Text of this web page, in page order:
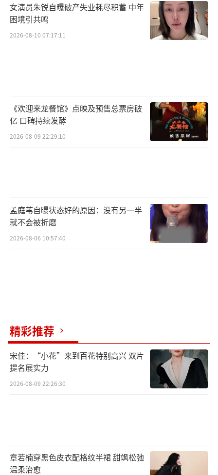
女演员朱锐自曝破产失业耗尽积蓄 中年
困境引共鸣
2026-08-10 07:17:11
《欢迎来龙餐馆》点映及预售总票房破
亿 口碑持续发酵
2026-08-09 22:29:10
孟庭苇自曝状态好的原因：没有另一半
就不会被折磨
2026-08-06 10:57:40
精彩推荐
宋佳：“小花”来到百花特别高兴 双片
提名展实力
2026-08-09 22:26:30
章若楠穿黑色皮衣配格纹半裙 甜飒松弛
温柔治愈